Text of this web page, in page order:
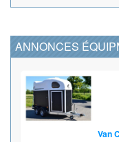
ANNONCES
Van